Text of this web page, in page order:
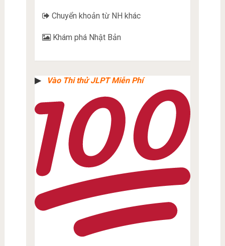
Chuyển khoản từ NH khác
Khám phá Nhật Bản
▶︎ Vào Thi thử JLPT Miễn Phí